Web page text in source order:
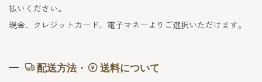
払いください。
現金、クレジットカード、電子マネーよりご選択いただけます。
配送方法・ 送料について